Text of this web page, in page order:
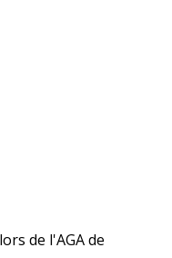
de l'AGA de